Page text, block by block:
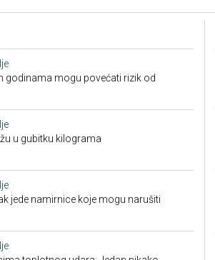
godinama mogu povećati rizik od
u gubitku kilograma
jede namirnice koje mogu narušiti